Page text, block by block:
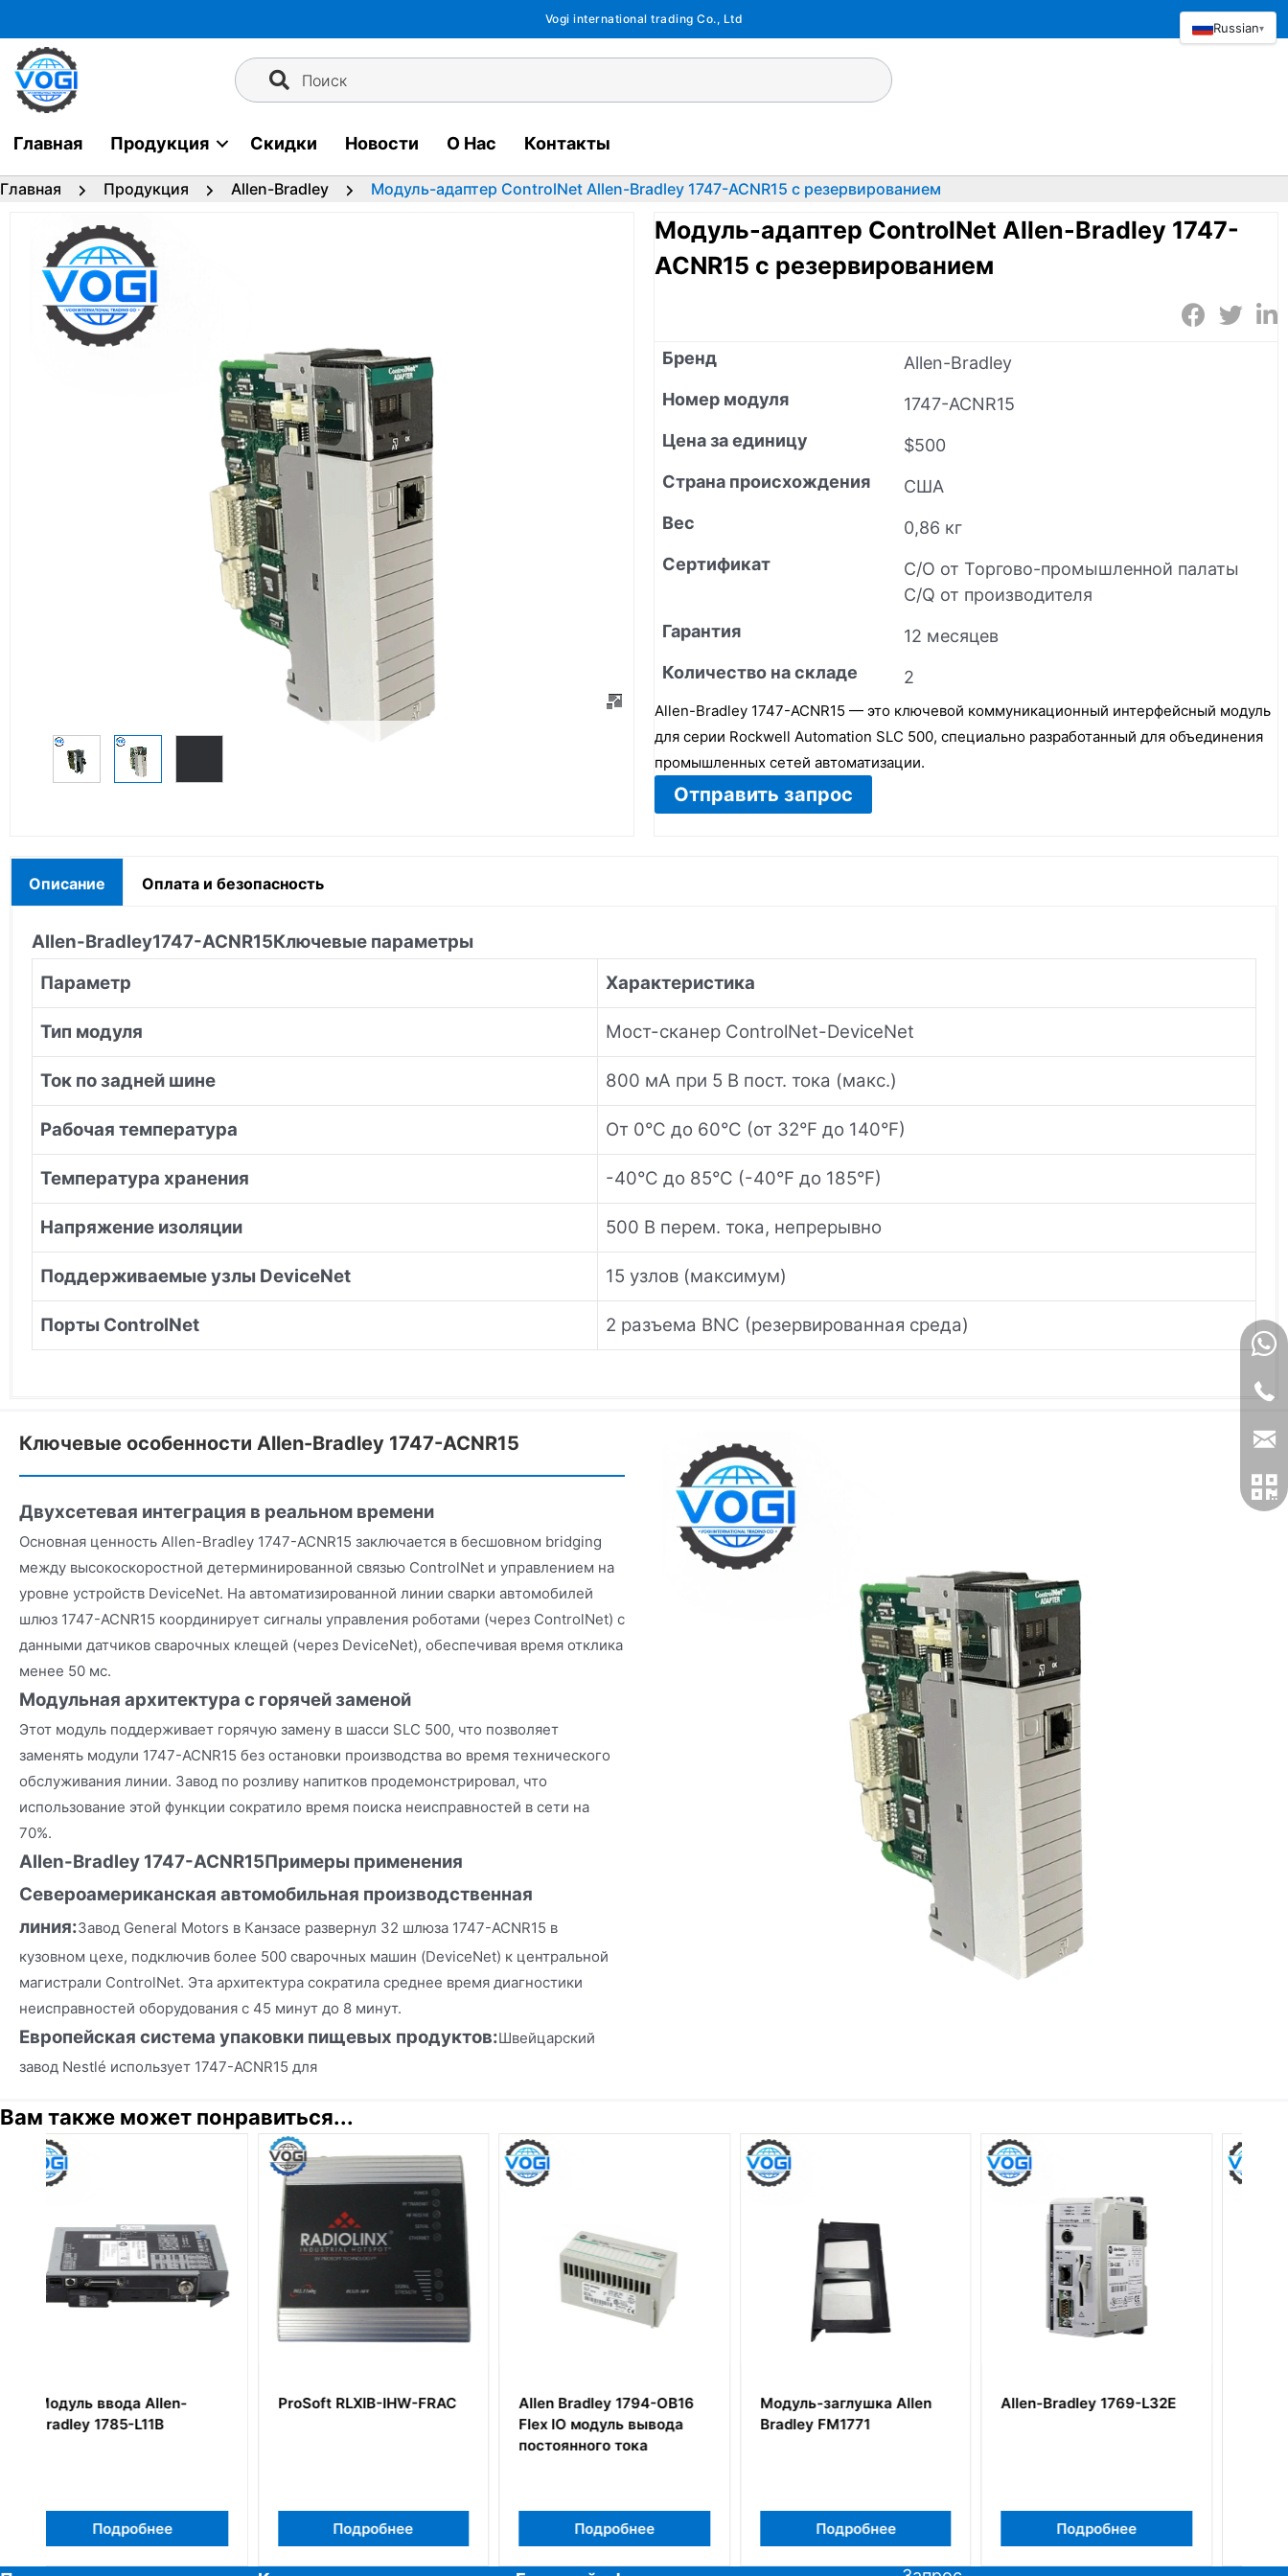
к
содержимому
Vogi international trading Co., Ltd
Поиск
Главная Продукция Скидки Новости О Нас Контакты
Главная Продукция Allen-Bradley Модуль-адаптер ControlNet Allen-Bradley 1747-ACNR15 с резервированием
Модуль-адаптер ControlNet Allen-Bradley 1747-
ACNR15 с резервированием
Бренд
Allen-Bradley
Номер модуля
1747-ACNR15
Цена за единицу
$500
Страна происхождения
США
Вес
0,86 кг
Сертификат
C/O от Торгово-промышленной палаты
C/Q от производителя
Гарантия
12 месяцев
Количество на складе
2
Allen-Bradley 1747-ACNR15 — это ключевой коммуникационный интерфейсный модуль
для серии Rockwell Automation SLC 500, специально разработанный для объединения
промышленных сетей автоматизации.
Отправить запрос
Описание Оплата и безопасность
Allen-Bradley1747-ACNR15Ключевые параметры
Параметр
Характеристика
Тип модуля Мост-сканер ControlNet-DeviceNet
Ток по задней шине 800 мА при 5 В пост. тока (макс.)
Рабочая температура От 0°C до 60°C (от 32°F до 140°F)
Температура хранения -40°C до 85°C (-40°F до 185°F)
Напряжение изоляции 500 В перем. тока, непрерывно
Поддерживаемые узлы DeviceNet 15 узлов (максимум)
Порты ControlNet 2 разъема BNC (резервированная среда)
Ключевые особенности Allen-Bradley 1747-ACNR15
Двухсетевая интеграция в реальном времени
Основная ценность Allen-Bradley 1747-ACNR15 заключается в бесшовном bridging
между высокоскоростной детерминированной связью ControlNet и управлением на
уровне устройств DeviceNet. На автоматизированной линии сварки автомобилей
шлюз 1747-ACNR15 координирует сигналы управления роботами (через ControlNet) с
данными датчиков сварочных клещей (через DeviceNet), обеспечивая время отклика
менее 50 мс.
Модульная архитектура с горячей заменой
Этот модуль поддерживает горячую замену в шасси SLC 500, что позволяет
заменять модули 1747-ACNR15 без остановки производства во время технического
обслуживания линии. Завод по розливу напитков продемонстрировал, что
использование этой функции сократило время поиска неисправностей в сети на
70%.
Allen-Bradley 1747-ACNR15Примеры применения
Североамериканская автомобильная производственная
линия:Завод General Motors в Канзасе развернул 32 шлюза 1747-ACNR15 в
кузовном цехе, подключив более 500 сварочных машин (DeviceNet) к центральной
магистрали ControlNet. Эта архитектура сократила среднее время диагностики
неисправностей оборудования с 45 минут до 8 минут.
Европейская система упаковки пищевых продуктов:Швейцарский
завод Nestlé использует 1747-ACNR15 для
Вам также может понравиться...
ProSoft RLXIB-IHW-FRAC
Подробнее
Allen Bradley 1794-OB16
Подробнее
Модуль-заглушка Allen
Bradley FM1771
Подробнее
Allen-Bradley 1769-L32E
Подробнее
Allen-Bradley 1794-TB32S
Подробнее
Russian▾